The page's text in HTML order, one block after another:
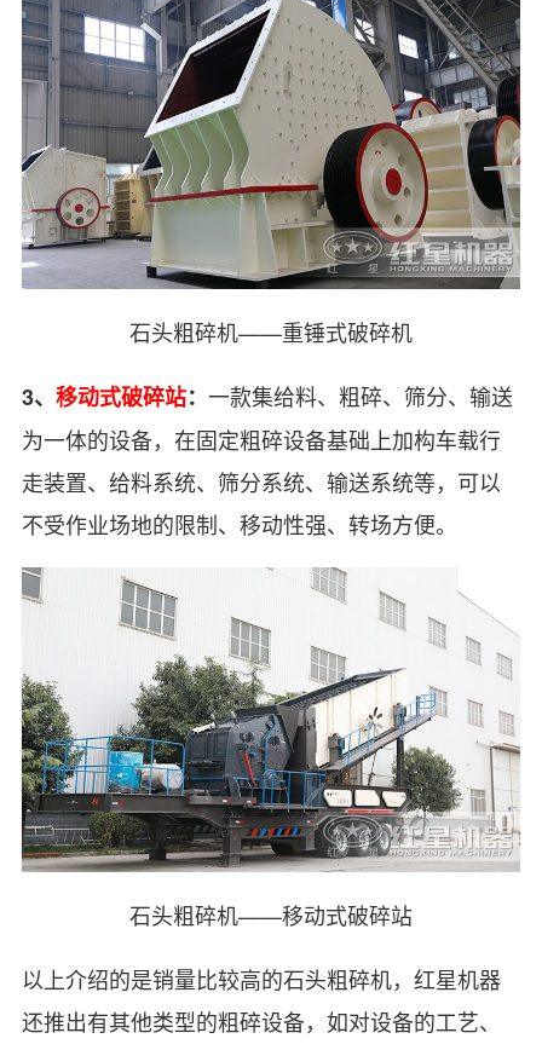
石头粗碎机——重锤式破碎机
3、 移动式破碎站： 一款集给料、粗碎、筛分、输送
为一体的设备，在固定粗碎设备基础上加构车载行
走装置、给料系统、筛分系统、输送系统等，可以
不受作业场地的限制、移动性强、转场方便。
石头粗碎机——移动式破碎站
以上介绍的是销量比较高的石头粗碎机，红星机器
还推出有其他类型的粗碎设备，如对设备的工艺、